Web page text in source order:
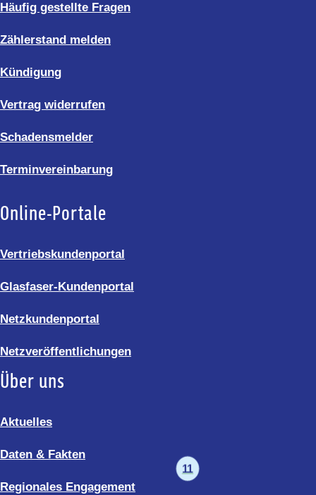
11
Häufig gestellte Fragen
Zählerstand melden
Kündigung
Vertrag widerrufen
Schadensmelder
Terminvereinbarung
Online-Portale
Vertriebskundenportal
Glasfaser-Kundenportal
Netzkundenportal
Netzveröffentlichungen
Über uns
Aktuelles
Daten & Fakten
Regionales Engagement